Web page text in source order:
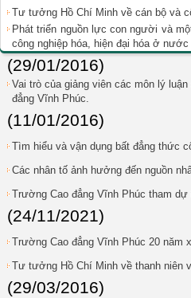
Tư tưởng Hồ Chí Minh về cán bộ và
Phát triển nguồn lực con người và
công nghiệp hóa, hiện đại hóa ở nước
(29/01/2016)
Vai trò của giảng viên các môn lý
đẳng Vĩnh Phúc.
(11/01/2016)
Tìm hiểu và vận dụng bất đẳng thức
Các nhân tố ảnh hưởng đến nguồn
Trường Cao đẳng Vĩnh Phúc tham
(24/11/2021)
Trường Cao đẳng Vĩnh Phúc 20 năm
Tư tưởng Hồ Chí Minh về thanh niên
(29/03/2016)